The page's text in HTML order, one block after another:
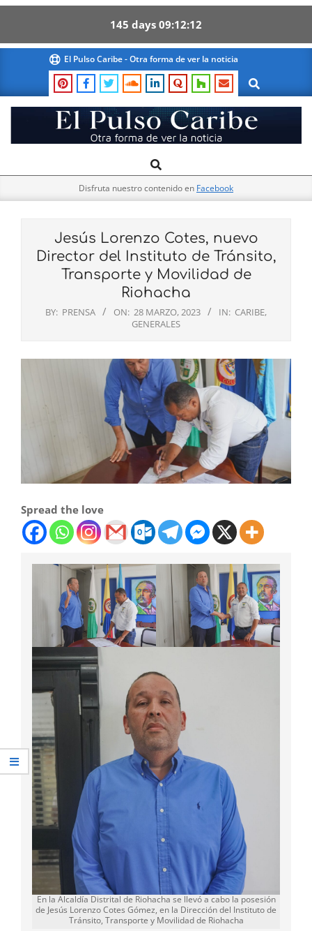
145 days 09 12 12
content
El Pulso Caribe - Otra forma de ver la noticia
Search
El
Pulso
Navigation
Search
Disfruta nuestro contenido en Facebook
Jesús Lorenzo Cotes, nuevo
Director del Instituto de Tránsito,
Transporte y Movilidad de
Riohacha
BY: PRENSA ON: 28 MARZO, 2023 IN: CARIBE,
GENERALES
Spread the love
En la Alcaldía Distrital de Riohacha se llevó a cabo la posesión
de Jesús Lorenzo Cotes Gómez, en la Dirección del Instituto de
Tránsito, Transporte y Movilidad de Riohacha